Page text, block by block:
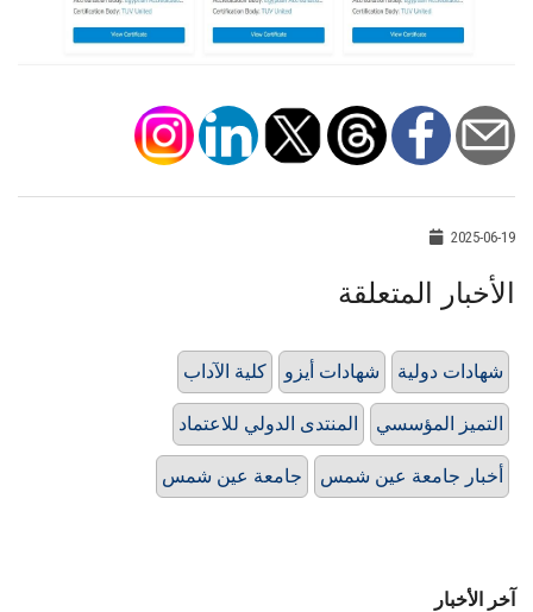
2025-06-19
الأخبار المتعلقة
كلية الآداب شهادات أيزو شهادات دولية
المنتدى الدولي للاعتماد التميز المؤسسي
جامعة عين شمس أخبار جامعة عين شمس
آخر الأخبار